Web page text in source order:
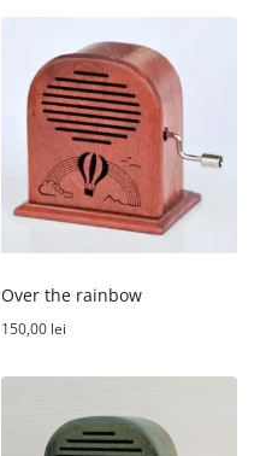
Over the rainbow
150,00 lei